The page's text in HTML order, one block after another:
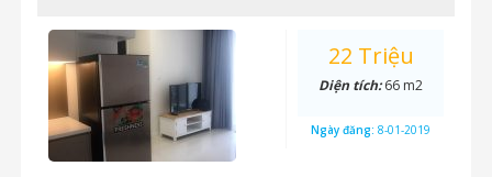
22 Triệu
Diện tích:66 m2
Ngày đăng: 8-01-2019